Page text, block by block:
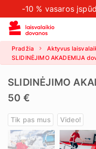
-10 % vasaros
Pradžia
Aktyvus
SLIDINĖJIMO AKADEMIJA
SLIDINĖJIMO
50 €
Tik pas mus Video!
nustatymus